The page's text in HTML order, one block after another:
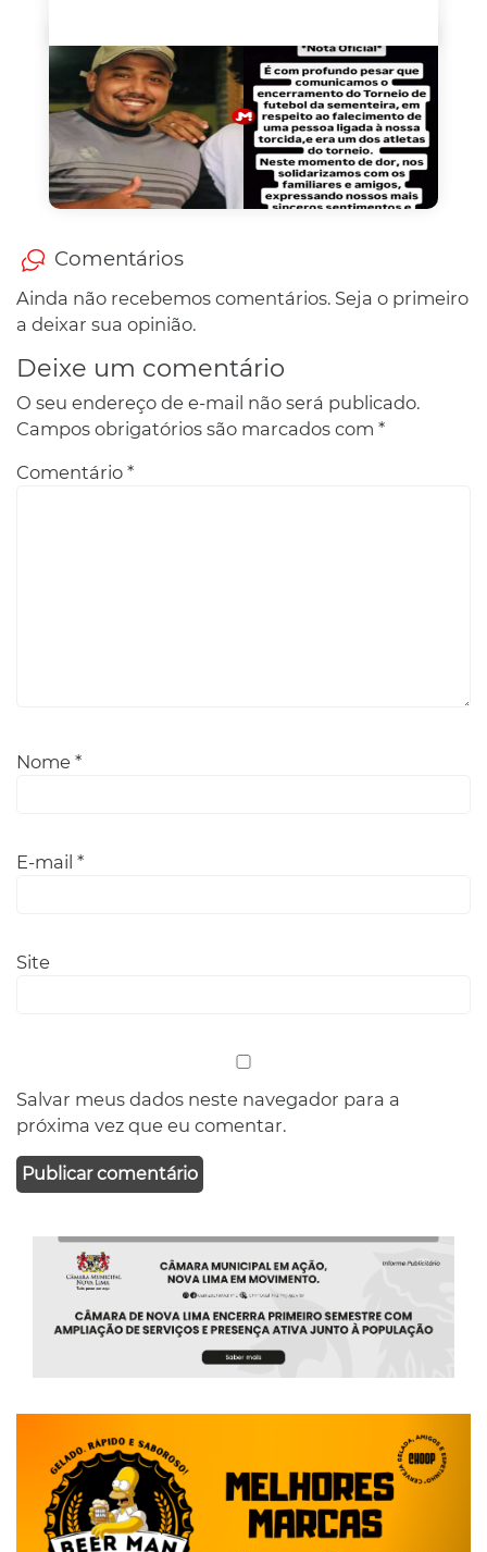
Comentários
Ainda não recebemos comentários. Seja o primeiro
a deixar sua opinião.
Deixe um comentário
O seu endereço de e-mail não será publicado.
Campos obrigatórios são marcados com *
Comentário *
Nome *
E-mail *
Site
Salvar meus dados neste navegador para a
próxima vez que eu comentar.